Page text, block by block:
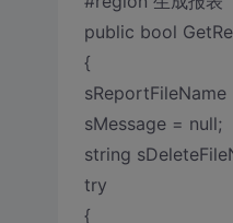
public bool
{
sReportFileName
sMessage = null;
string
try
{